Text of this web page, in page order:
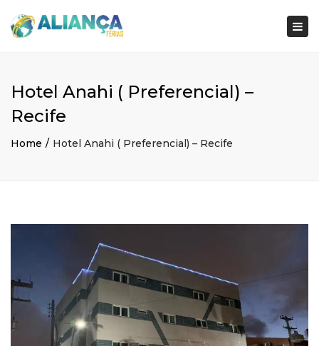
Hotel Anahi ( Preferencial) –
Recife
Home Hotel Anahi ( Preferencial) – Recife